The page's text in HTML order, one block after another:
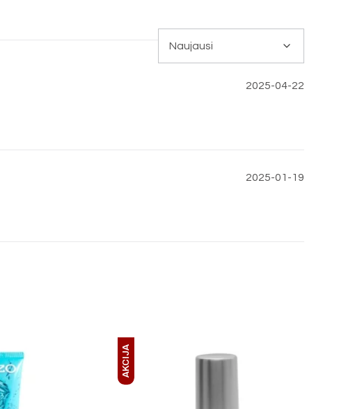
2025-04-22
2025-01-19
AKCIJA